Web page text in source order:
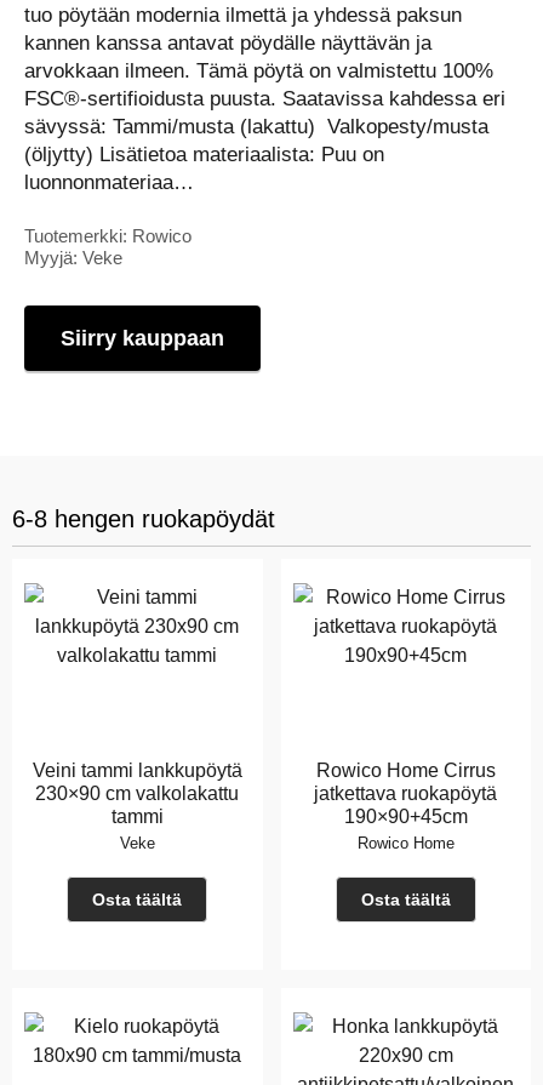
tuo pöytään modernia ilmettä ja yhdessä paksun
kannen kanssa antavat pöydälle näyttävän ja
arvokkaan ilmeen. Tämä pöytä on valmistettu 100%
FSC®-sertifioidusta puusta. Saatavissa kahdessa eri
sävyssä: Tammi/musta (lakattu) Valkopesty/musta
(öljytty) Lisätietoa materiaalista: Puu on
luonnonmateriaa…
Tuotemerkki: Rowico
Myyjä: Veke
Siirry kauppaan
6-8 hengen ruokapöydät
Veini tammi lankkupöytä
230×90 cm valkolakattu
tammi
Veke
Osta täältä
Rowico Home Cirrus
jatkettava ruokapöytä
190×90+45cm
Rowico Home
Osta täältä